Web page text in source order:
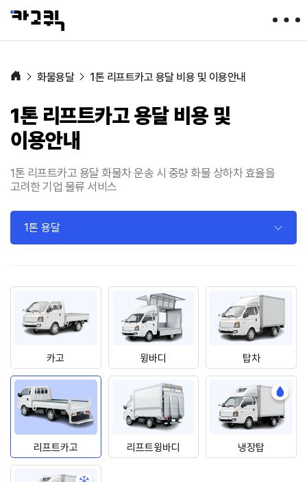
달
마
달
,
라
보
달
등
화
배
문
카
고
퀵
화물용달 1톤 리프트카고 용달 비용 및 이용안내
1톤 리프트카고 용달 비용 및
이용안내
1톤 리프트카고 용달 화물차 운송 시 중량 화물 상하차 효율을
고려한 기업 물류 서비스
1톤 용달
카고 윙바디 탑차
리프트카고 리프트윙바디 냉장탑